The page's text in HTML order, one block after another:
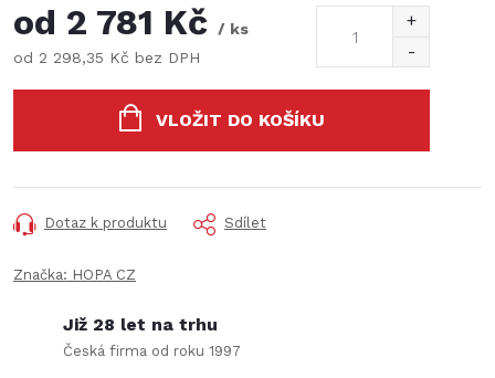
od 2 781 Kč
/ ks
od 2 298,35 Kč bez DPH
VLOŽIT DO KOŠÍKU
Dotaz k produktu Sdílet
Značka: HOPA CZ
Již 28 let na trhu
Česká firma od roku 1997